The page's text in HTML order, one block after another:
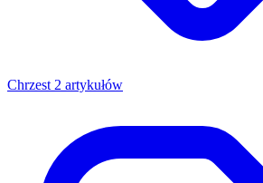
Chrzest 2 artykułów